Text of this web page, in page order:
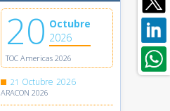
20 Octubre
2026
TOC Americas 2026
21 Octubre 2026
ARACON 2026